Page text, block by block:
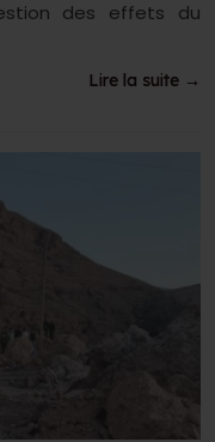
des effets du
Lire la suite →